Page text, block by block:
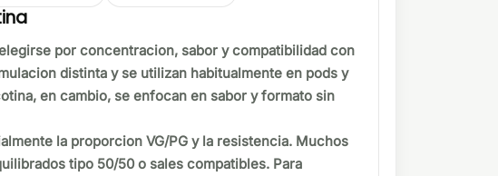
por concentracion, sabor y compatibilidad con
distinta y se utilizan habitualmente en pods y
en cambio, se enfocan en sabor y formato sin
la proporcion VG/PG y la resistencia. Muchos
tipo 50/50 o sales compatibles. Para